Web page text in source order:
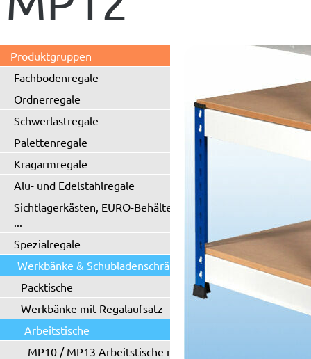
Produktgruppen
Fachbodenregale
Ordnerregale
Schwerlastregale
Palettenregale
Kragarmregale
Alu- und Edelstahlregale
Sichtlagerkästen, EURO-Behälter
...
Spezialregale
Werkbänke & Schubladenschränke
Packtische
Werkbänke mit Regalaufsatz
Arbeitstische
MP10 / MP13 Arbeitstische mit